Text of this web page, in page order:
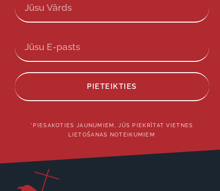
PIETEIKTIES
*PIESAKOTIES JAUNUMIEM, JŪS PIEKRĪTAT VIETNES
LIETOŠANAS NOTEIKUMIEM